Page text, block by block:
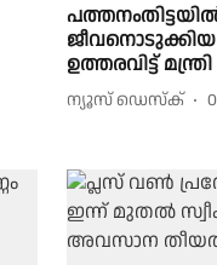
ജീവനൊടുക്കിയ
ഉത്തരവിട്ട്
ന്യൂസ് ഡെസ്ക്